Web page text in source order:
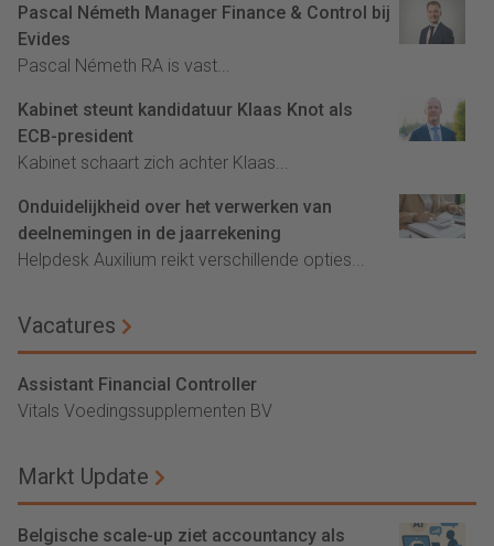
Pascal Németh Manager Finance & Control bij
Evides
Pascal Németh RA is vast...
Kabinet steunt kandidatuur Klaas Knot als
ECB-president
Kabinet schaart zich achter Klaas...
Onduidelijkheid over het verwerken van
deelnemingen in de jaarrekening
Helpdesk Auxilium reikt verschillende opties...
Vacatures
Assistant Financial Controller
Vitals Voedingssupplementen BV
Markt Update
Belgische scale-up ziet accountancy als